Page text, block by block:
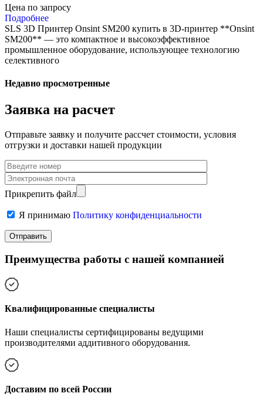
Цена по запросу
Подробнее
SLS 3D Принтер Onsint SM200 купить в 3D-принтер **Onsint
SM200** — это компактное и высокоэффективное
промышленное оборудование, использующее технологию
селективного
Недавно просмотренные
Заявка на расчет
Отправьте заявку и получите рассчет стоимости, условия
отгрузки и доставки нашей продукции
Прикрепить файл
Я принимаю Политику конфиденциальности
Преимущества работы с нашей компанией
Квалифицированные специалисты
Наши специалисты сертифицированы ведущими
производителями аддитивного оборудования.
Доставим по всей России